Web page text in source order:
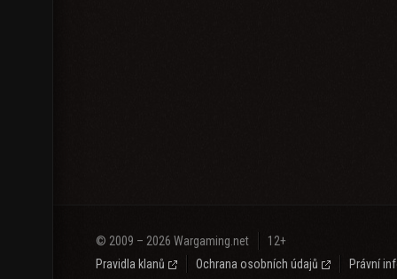
© 2009 – 2026 Wargaming.net
12+
Pravidla klanů
Ochrana osobních údajů
Právní